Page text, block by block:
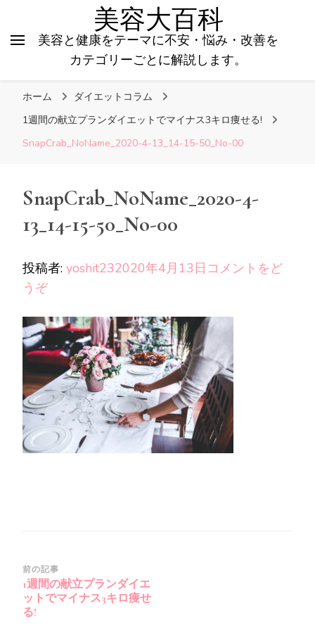
美容大百科
美容と健康をテーマに不安・悩み・改善を
カテゴリーごとに解説します。
ホーム
ダイエットコラム
1週間の献立プランダイエットでマイナス3キロ痩せる!
SnapCrab_NoName_2020-4-13_14-15-50_No-00
SnapCrab_NoName_2020-4-
13_14-15-50_No-00
投稿者: yoshit232020年4月13日 コメントをど
うぞ(SnapCrab_NoName_2020-
13_14-
15-
50_No-
00)
投
稿
ナ
前の記事
1週間の献立プランダイエ
ットでマイナス3キロ痩せ
る!